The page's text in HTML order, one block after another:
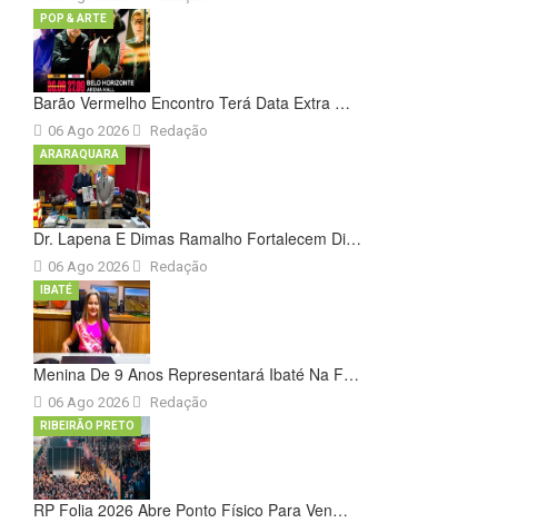
Barão Vermelho Encontro Terá Data Extra …
06 Ago 2026
POP & ARTE
Redação
Dr. Lapena E Dimas Ramalho Fortalecem Di…
06 Ago 2026
ARARAQUARA
Redação
Menina De 9 Anos Representará Ibaté Na F…
06 Ago 2026
IBATÉ
Redação
RP Folia 2026 Abre Ponto Físico Para Ven…
RIBEIRÃO PRETO